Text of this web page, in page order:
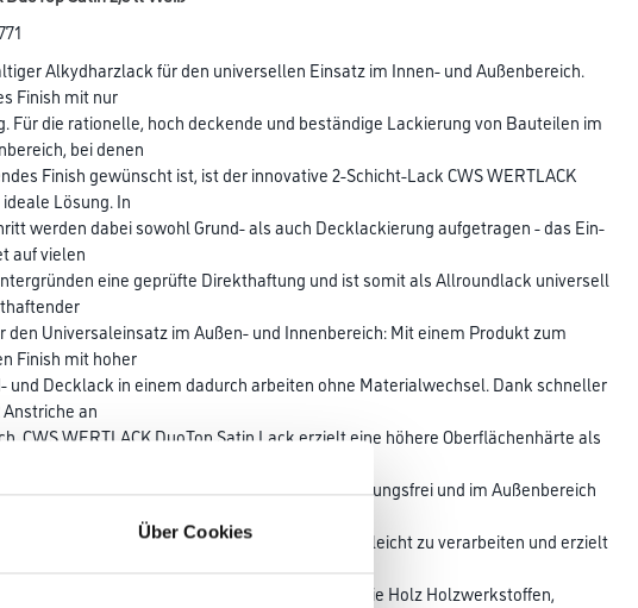
Über Cookies
Alkydharzlack für den universellen Einsatz im Innen- und Außenbereich.
Finish mit nur
Für die rationelle, hoch deckende und beständige Lackierung von Bauteilen im
bei denen
Finish gewünscht ist, ist der innovative 2-Schicht-Lack CWS WERTLACK
Lösung. In
werden dabei sowohl Grund- als auch Decklackierung aufgetragen - das Ein-
auf vielen
eine geprüfte Direkthaftung und ist somit als Allroundlack universell
den Universaleinsatz im Außen- und Innenbereich: Mit einem Produkt zum
Finish mit hoher
und Decklack in einem dadurch arbeiten ohne Materialwechsel. Dank schneller
an
CWS WERTLACK DuoTop Satin Lack erzielt eine höhere Oberflächenhärte als
Oberflächen sind in Innenräumen nahezu vergilbungsfrei und im Außenbereich
UV-beständig. CWS WERTLACK DuoTop Satin ist leicht zu verarbeiten und erzielt
mit
Verlauf. Haftet auf vorbereiteten Untergründen wie Holz Holzwerkstoffen,